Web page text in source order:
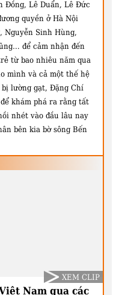
Đồng, Lê Duẩn, Lê Đức
quyền ở Hà Nội
Nguyễn Sinh Hùng,
để cảm nhận đến
từ bao nhiêu năm qua
mình và cả một thế hệ
lường gạt, Đặng Chí
khám phá ra rằng tất
nhét vào đầu lâu nay
bên kia bờ sông Bến
Nam qua các
XEM CLIP